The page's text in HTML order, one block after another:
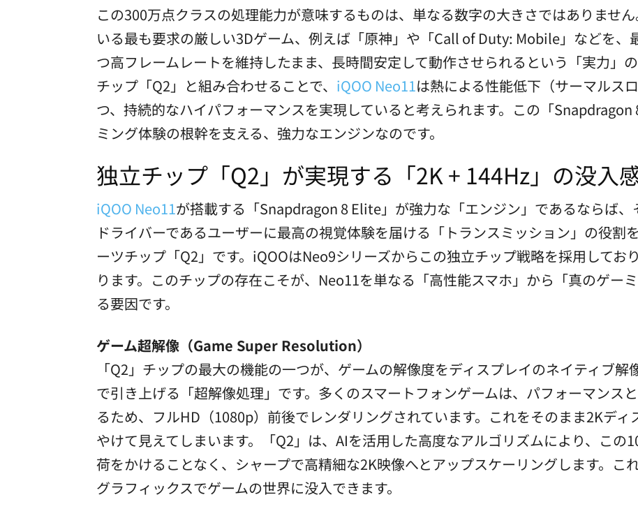
この300万点クラスの処理能力が意味するものは、単なる数字の大きさではありませ
いる最も要求の厳しい3Dゲーム、例えば「原神」や「Call of Duty: Mobile」などを、
つ高フレームレートを維持したまま、長時間安定して動作させられるという「実力」
チップ「Q2」と組み合わせることで、 iQOO Neo11は熱による性能低下（サーマルス
つ、持続的なハイパフォーマンスを実現していると考えられます。この「
ミング体験の根幹を支える、強力なエンジンなのです。
独立チップ「Q2」が実現する「2K + 144Hz」の没入
iQOO Neo11が搭載する「Snapdragon 8 Elite」が強力な「エンジン」であるならば、
ドライバーであるユーザーに最高の視覚体験を届ける「トランスミッション」の役割
ーツチップ「Q2」です。iQOOはNeo9シリーズからこの独立チップ戦略を採用してお
ります。このチップの存在こそが、Neo11を単なる「高性能スマホ」から「真のゲー
る要因です。
ゲーム超解像（Game Super Resolution）
「Q2」チップの最大の機能の一つが、ゲームの解像度をディスプレイのネイティブ
で引き上げる「超解像処理」です。多くのスマートフォンゲームは、パフォーマンス
るため、フルHD（1080p）前後でレンダリングされています。これをそのまま2Kデ
やけて見えてしまいます。「Q2」は、AIを活用した高度なアルゴリズムにより、この
荷をかけることなく、シャープで高精細な2K映像へとアップスケーリングします。こ
グラフィックスでゲームの世界に没入できます。